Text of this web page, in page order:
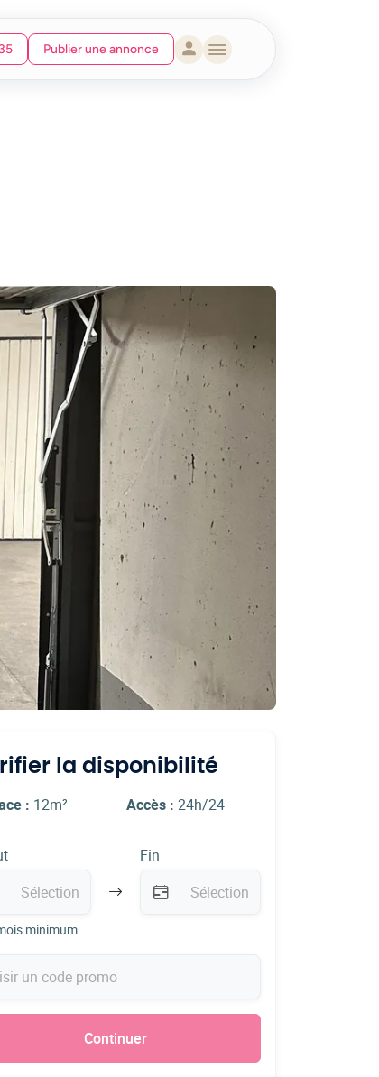
Publier une annonce
la disponibilité
: 12m² Accès : 24h/24
Fin
minimum
Continuer